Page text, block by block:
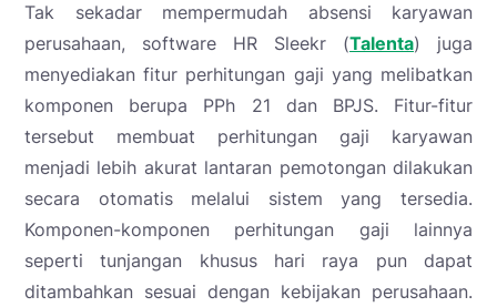
Tak sekadar mempermudah absensi karyawan
perusahaan, software HR Sleekr (Talenta) juga
menyediakan fitur perhitungan gaji yang melibatkan
komponen berupa PPh 21 dan BPJS. Fitur-fitur
tersebut membuat perhitungan gaji karyawan
menjadi lebih akurat lantaran pemotongan dilakukan
secara otomatis melalui sistem yang tersedia.
Komponen-komponen perhitungan gaji lainnya
seperti tunjangan khusus hari raya pun dapat
ditambahkan sesuai dengan kebijakan perusahaan.